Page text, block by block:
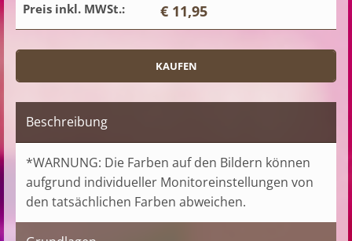
Preis inkl. MWSt.: € 11,95
Beschreibung
*WARNUNG: Die Farben auf den Bildern können
aufgrund individueller Monitoreinstellungen von
den tatsächlichen Farben abweichen.